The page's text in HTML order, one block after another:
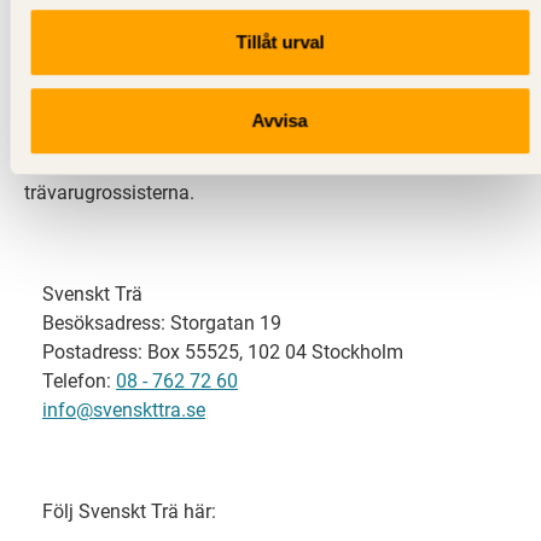
Tillåt urval
Avvisa
Svenskt Trä representerar svensk sågverksindustri
och är en del av branschorganisationen
svensk limträ-, KL-trä- och förpackningsindustri samt
trävarugrossisterna.
Svenskt Trä
Besöksadress: Storgatan 19
Postadress: Box 55525, 102 04 Stockholm
Telefon: 08 - 762 72 60
info@svenskttra.se
Följ Svenskt Trä här: